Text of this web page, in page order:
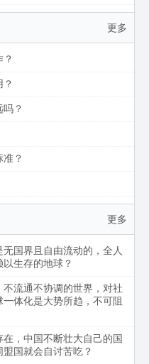
更多
？
？
更多
国界且自由流动的，全人
生存的地球？
流通不协调的世界，对社
体化是大势所趋，不可阻
，中国不断壮大自己的国
国就会自讨苦吃？